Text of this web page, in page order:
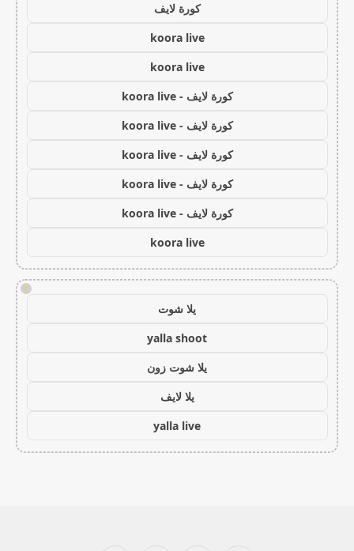
كورة لايف
koora live
koora live
كورة لايف - koora live
كورة لايف - koora live
كورة لايف - koora live
كورة لايف - koora live
كورة لايف - koora live
koora live
!
يلا شوت
yalla shoot
يلا شوت زون
يلا لايف
yalla live